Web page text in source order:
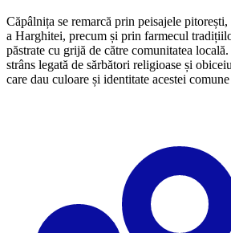
Căpâlnița se remarcă prin peisajele
a Harghitei, precum și prin farmecul
păstrate cu grijă de către comunitatea
strâns legată de sărbători religioase și
care dau culoare și identitate acestei